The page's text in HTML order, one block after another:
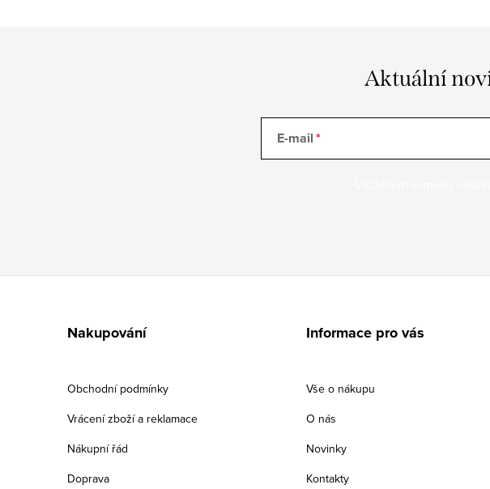
Aktuální
E-mail
Nakupování
Obchodní podmínky
Vrácení zboží a reklamace
Nákupní řád
Doprava
Informace pro vás
Vše o nákupu
O nás
Novinky
Kontakty